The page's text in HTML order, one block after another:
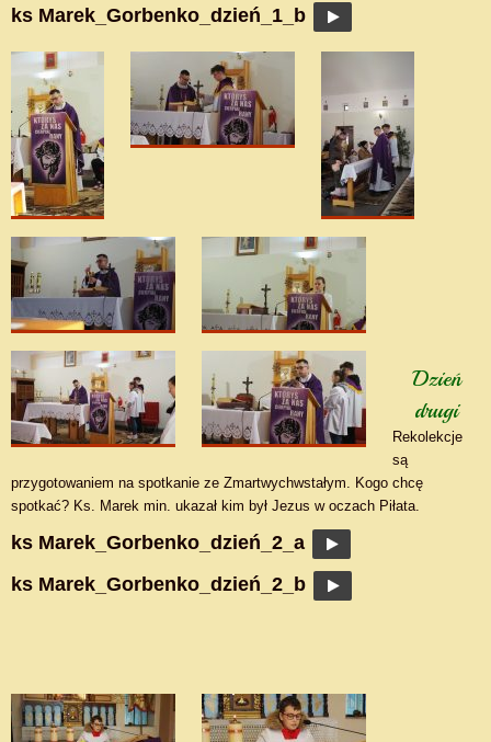
ks Marek_Gorbenko_dzień_1_b
Dzień
drugi
Rekolekcje
są
przygotowaniem na spotkanie ze Zmartwychwstałym. Kogo chcę
spotkać? Ks. Marek min. ukazał kim był Jezus w oczach Piłata.
ks Marek_Gorbenko_dzień_2_a
ks Marek_Gorbenko_dzień_2_b